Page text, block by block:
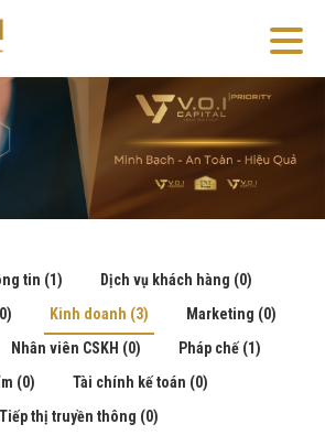
tin (1) Dịch vụ khách hàng (0)
Kinh doanh (3) Marketing (0)
Nhân viên CSKH (0) Pháp chế (1)
(0) Tài chính kế toán (0)
Tiếp thị truyền thông (0)